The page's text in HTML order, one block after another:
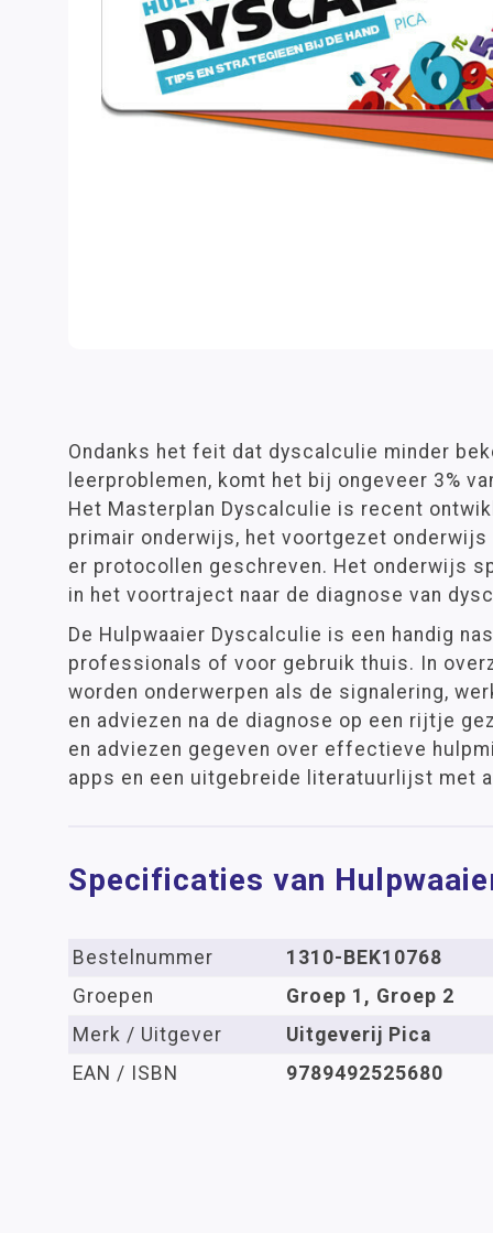
Ondanks het feit dat dyscalculie minder
leerproblemen, komt het bij ongeveer 3%
Het Masterplan Dyscalculie is recent
primair onderwijs, het voortgezet onderwijs
er protocollen geschreven. Het onderwijs
in het voortraject naar de diagnose van
De Hulpwaaier Dyscalculie is een handig
professionals of voor gebruik thuis. In
worden onderwerpen als de signalering,
en adviezen na de diagnose op een rijtje
en adviezen gegeven over effectieve
apps en een uitgebreide literatuurlijst met
Specificaties van
Bestelnummer
1310-BEK10768
Groepen
Groep 1, Groep 2
Merk / Uitgever
Uitgeverij Pica
EAN / ISBN
9789492525680